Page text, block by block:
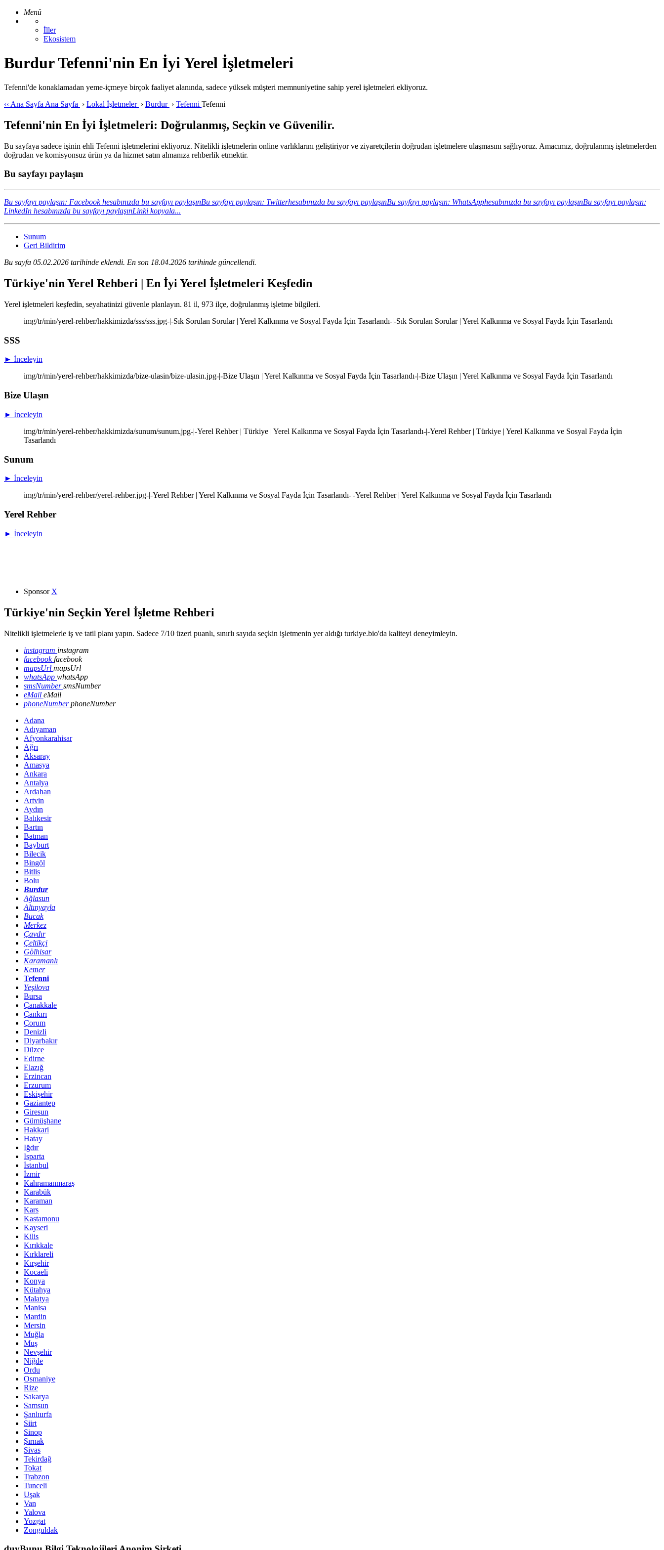
Menü
İller
Ekosistem
Burdur Tefenni'nin En İyi Yerel İşletmeleri
Tefenni'de konaklamadan yeme-içmeye birçok faaliyet alanında, sadece yüksek müşteri memnuniyetine sahip yerel işletmeleri ekliyoruz.
‹‹ Ana Sayfa Ana Sayfa › Lokal İşletmeler › Burdur › Tefenni Tefenni
Tefenni'nin En İyi İşletmeleri: Doğrulanmış, Seçkin ve Güvenilir.
Bu sayfaya sadece işinin ehli Tefenni işletmelerini ekliyoruz. Nitelikli işletmelerin online varlıklarını geliştiriyor ve ziyaretçilerin doğrudan işletmelere ulaşmasını sağlıyoruz. Amacımız, doğrulanmış işletmelerden
doğrudan ve komisyonsuz ürün ya da hizmet satın almanıza rehberlik etmektir.
Bu sayfayı paylaşın
Bu sayfayı paylaşın: Facebook hesabınızda bu sayfayı paylaşınBu sayfayı paylaşın: Twitterhesabınızda bu sayfayı paylaşınBu sayfayı paylaşın: WhatsApphesabınızda bu sayfayı paylaşınBu sayfayı paylaşın:
LinkedIn hesabınızda bu sayfayı paylaşınLinki kopyala...
Sunum
Geri Bildirim
Bu sayfa 05.02.2026 tarihinde eklendi. En son 18.04.2026 tarihinde güncellendi.
Türkiye'nin Yerel Rehberi | En İyi Yerel İşletmeleri Keşfedin
Yerel işletmeleri keşfedin, seyahatinizi güvenle planlayın. 81 il, 973 ilçe, doğrulanmış işletme bilgileri.
img/tr/min/yerel-rehber/hakkimizda/sss/sss.jpg-|-Sık Sorulan Sorular | Yerel Kalkınma ve Sosyal Fayda İçin Tasarlandı-|-Sık Sorulan Sorular | Yerel Kalkınma ve Sosyal Fayda İçin Tasarlandı
SSS
► İnceleyin
img/tr/min/yerel-rehber/hakkimizda/bize-ulasin/bize-ulasin.jpg-|-Bize Ulaşın | Yerel Kalkınma ve Sosyal Fayda İçin Tasarlandı-|-Bize Ulaşın | Yerel Kalkınma ve Sosyal Fayda İçin Tasarlandı
Bize Ulaşın
► İnceleyin
img/tr/min/yerel-rehber/hakkimizda/sunum/sunum.jpg-|-Yerel Rehber | Türkiye | Yerel Kalkınma ve Sosyal Fayda İçin Tasarlandı-|-Yerel Rehber | Türkiye | Yerel Kalkınma ve Sosyal Fayda İçin
Tasarlandı
Sunum
► İnceleyin
img/tr/min/yerel-rehber/yerel-rehber.jpg-|-Yerel Rehber | Yerel Kalkınma ve Sosyal Fayda İçin Tasarlandı-|-Yerel Rehber | Yerel Kalkınma ve Sosyal Fayda İçin Tasarlandı
Yerel Rehber
► İnceleyin
Sponsor X
Türkiye'nin Seçkin Yerel İşletme Rehberi
Nitelikli işletmelerle iş ve tatil planı yapın. Sadece 7/10 üzeri puanlı, sınırlı sayıda seçkin işletmenin yer aldığı turkiye.bio'da kaliteyi deneyimleyin.
instagram instagram
facebookfacebook
mapsUrl mapsUrl
whatsApp whatsApp
smsNumbersmsNumber
eMail eMail
phoneNumberphoneNumber
Adana
Adıyaman
Afyonkarahisar
Ağrı
Aksaray
Amasya
Ankara
Antalya
Ardahan
Artvin
Aydın
Balıkesir
Bartın
Batman
Bayburt
Bilecik
Bingöl
Bitlis
Bolu
Burdur
Ağlasun
Altınyayla
Bucak
Merkez
Çavdır
Çeltikçi
Gölhisar
Karamanlı
Kemer
Tefenni
Yeşilova
Bursa
Çanakkale
Çankırı
Çorum
Denizli
Diyarbakır
Düzce
Edirne
Elazığ
Erzincan
Erzurum
Eskişehir
Gaziantep
Giresun
Gümüşhane
Hakkari
Hatay
Iğdır
Isparta
İstanbul
İzmir
Kahramanmaraş
Karabük
Karaman
Kars
Kastamonu
Kayseri
Kilis
Kırıkkale
Kırklareli
Kırşehir
Kocaeli
Konya
Kütahya
Malatya
Manisa
Mardin
Mersin
Muğla
Muş
Nevşehir
Niğde
Ordu
Osmaniye
Rize
Sakarya
Samsun
Şanlıurfa
Siirt
Sinop
Şırnak
Sivas
Tekirdağ
Tokat
Trabzon
Tunceli
Uşak
Van
Yalova
Yozgat
Zonguldak